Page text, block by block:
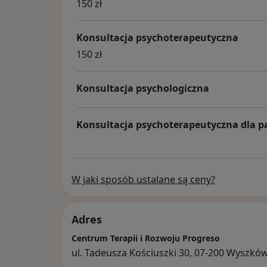
Logopeda
Terapeuta Integracji Sensorycznej
Trening Umiejętności Społecznych
150 zł
Konsultacja psychoterapeutyczna
150 zł
Konsultacja psychologiczna
Konsultacja psychoterapeutyczna dla
W jaki sposób ustalane są ceny?
Adres
Centrum Terapii i Rozwoju Progreso
ul. Tadeusza Kościuszki 30, 07-200